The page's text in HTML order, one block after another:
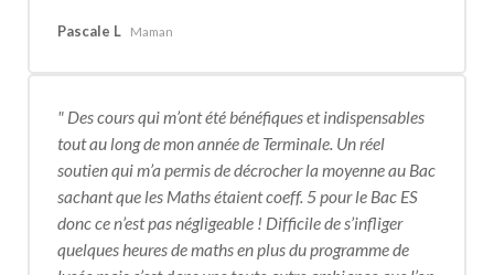
Pascale L Maman
Des cours qui m’ont été bénéfiques et indispensables
tout au long de mon année de Terminale. Un réel
soutien qui m’a permis de décrocher la moyenne au Bac
sachant que les Maths étaient coeff. 5 pour le Bac ES
donc ce n’est pas négligeable ! Difficile de s’infliger
quelques heures de maths en plus du programme de